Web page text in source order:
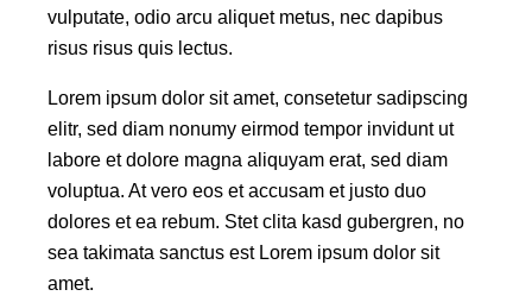
vulputate, odio arcu aliquet metus, nec dapibus
risus risus quis lectus.
Lorem ipsum dolor sit amet, consetetur sadipscing
elitr, sed diam nonumy eirmod tempor invidunt ut
labore et dolore magna aliquyam erat, sed diam
voluptua. At vero eos et accusam et justo duo
dolores et ea rebum. Stet clita kasd gubergren, no
sea takimata sanctus est Lorem ipsum dolor sit
amet.